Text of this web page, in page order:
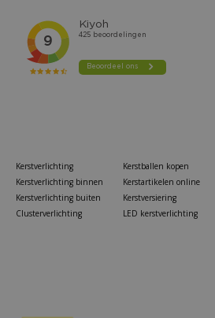
Kerstverlichting
Kerstverlichting binnen
Kerstverlichting buiten
Clusterverlichting
Kerstballen kopen
Kerstartikelen online
Kerstversiering
LED kerstverlichting